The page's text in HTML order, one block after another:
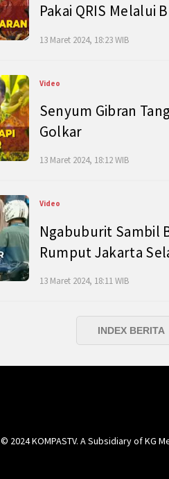
Pakai QRIS Melalui
13 Maret 2024, 18:23 WIB
Video
Senyum Gibran
Golkar
13 Maret 2024, 18:12 WIB
Video
Ngabuburit Sambil
Rumput Jakarta
13 Maret 2024, 18:11 WIB
INDEX BERITA
© 2024 KOMPASTV. A Subsidiary ofKG